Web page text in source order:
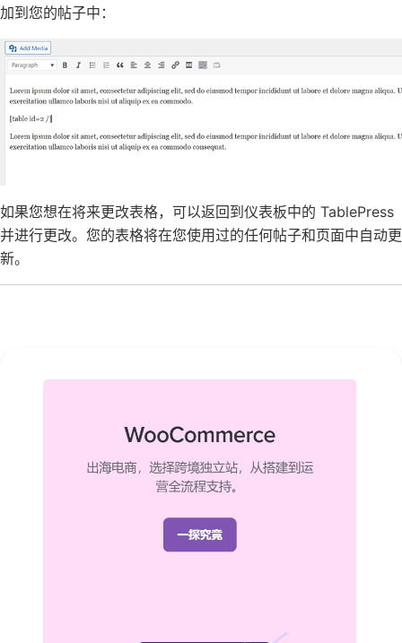
加到您的帖子中：
如果您想在将来更改表格，可以返回到仪表板中的 TablePress
并进行更改。您的表格将在您使用过的任何帖子和页面中自动更
新。